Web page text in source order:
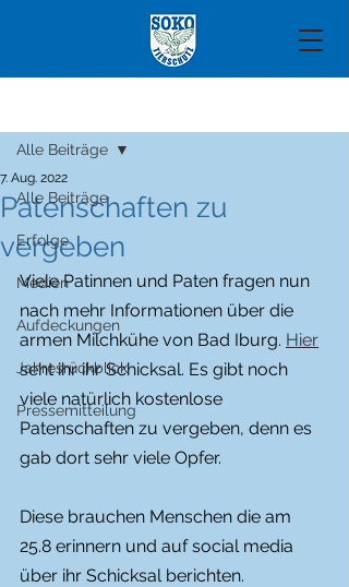
Alle Beiträge
Erfolge
Medien
Aufdeckungen
Jahresrückblick
Pressemitteilung
Alle Beiträge
Patenschaften zu
vergeben
7. Aug. 2022
Viele Patinnen und Paten fragen nun
nach mehr Informationen über die
armen Milchkühe von Bad Iburg. Hier
seht ihr ihr Schicksal. Es gibt noch
viele natürlich kostenlose
Patenschaften zu vergeben, denn es
gab dort sehr viele Opfer.
Diese brauchen Menschen die am
25.8 erinnern und auf social media
über ihr Schicksal berichten.